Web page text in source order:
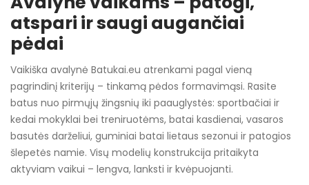
atspari ir saugi augančiai
pėdai
Vaikiška avalynė Batukai.eu atrenkami pagal vieną
pagrindinį kriterijų – tinkamą pėdos formavimąsi. Rasite
batus nuo pirmųjų žingsnių iki paauglystės: sportbačiai ir
kedai mokyklai bei treniruotėms, batai kasdienai, vasaros
basutės darželiui, guminiai batai lietaus sezonui ir patogios
šlepetės namie. Visų modelių konstrukcija pritaikyta
aktyviam vaikui – lengva, lanksti ir kvėpuojanti.